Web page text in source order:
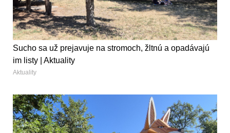
Sucho sa už prejavuje na stromoch, žltnú a opadávajú
im listy | Aktuality
Aktuality